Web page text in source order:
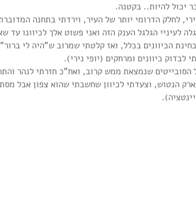
יכול להיות.. בקטנה.
לחלק הדרומי יותר של העיר, וירדתי בתחנה
לעיניי הגלגל הענק הזה ואני פשוט אלך לכיוונו עד
הכיוונים בכלל, ואז קלטתי שמרוב ש"היה לי
כיוונים ומרחקים (יופי נירי).
שנמצאת ממש קרוב, ואח"כ חזרתי לנהר
הנטוש, וצעדתי לכיוון שחשבתי שהוא צפון אבל